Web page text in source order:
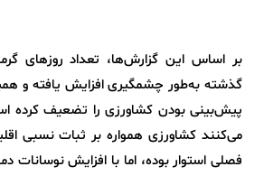
بر اساس این گزارش‌ها، تعداد روزهای
گذشته به‌طور چشمگیری افزایش یافته و
پیش‌بینی بودن کشاورزی را تضعیف کرده
می‌کنند کشاورزی همواره بر ثبات نسبی
فصلی استوار بوده، اما با افزایش نوسانات